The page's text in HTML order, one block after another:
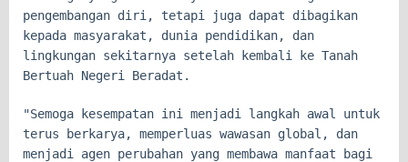
pengembangan diri, tetapi juga dapat dibagikan
kepada masyarakat, dunia pendidikan, dan
lingkungan sekitarnya setelah kembali ke Tanah
Bertuah Negeri Beradat.
"Semoga kesempatan ini menjadi langkah awal untuk
terus berkarya, memperluas wawasan global, dan
menjadi agen perubahan yang membawa manfaat bagi